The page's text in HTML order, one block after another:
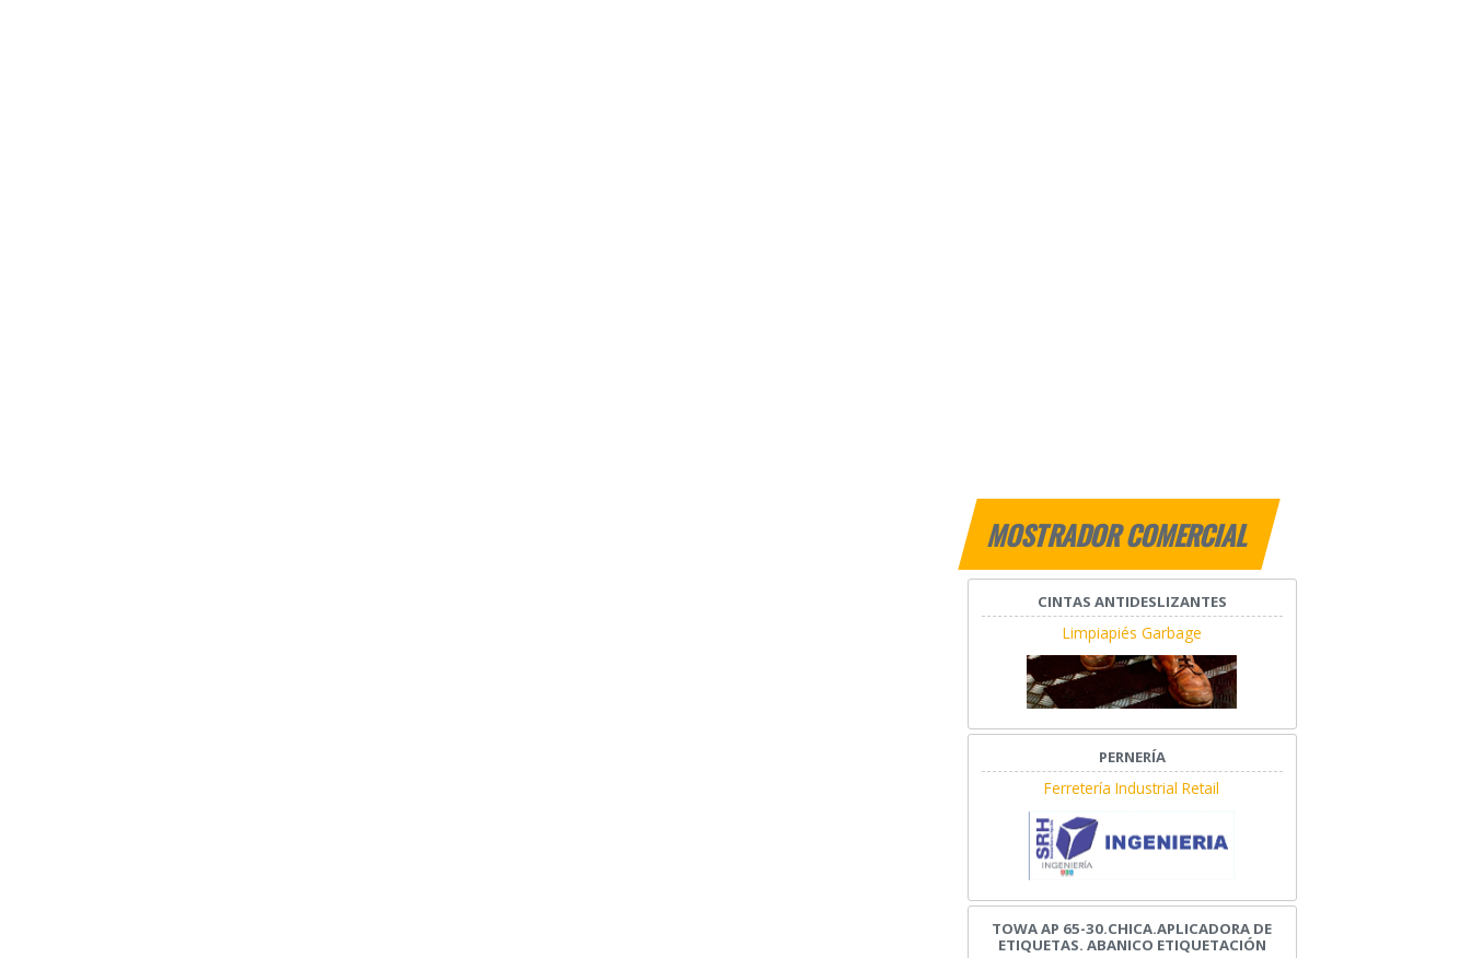
MOSTRADOR COMERCIAL
CINTAS ANTIDESLIZANTES
Limpiapiés Garbage
PERNERÍA
Ferretería Industrial Retail
TOWA AP 65-30.CHICA.APLICADORA DE
ETIQUETAS. ABANICO ETIQUETACIÓN